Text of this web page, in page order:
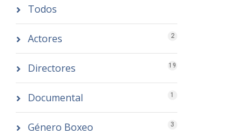
Todos
Actores 2
Directores 19
Documental 1
Género Boxeo 3